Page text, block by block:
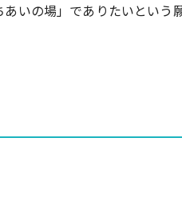
いの場」でありたいという